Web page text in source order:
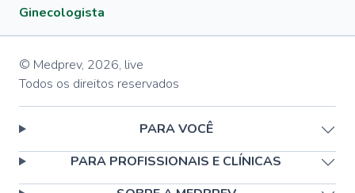
Ginecologista
© Medprev, 2026, live
Todos os direitos reservados
PARA VOCÊ
PARA PROFISSIONAIS E CLÍNICAS